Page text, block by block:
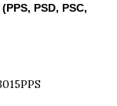
PSD, PSC,
PPS